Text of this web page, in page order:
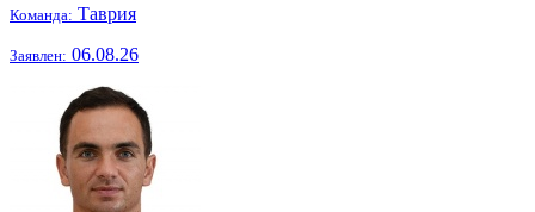
Команда: Таврия
Заявлен: 06.08.26